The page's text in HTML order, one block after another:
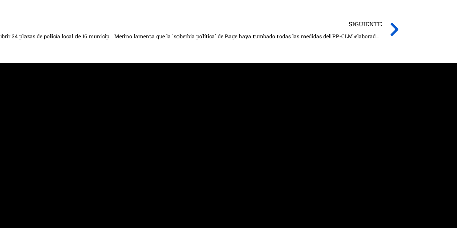
El próximo 19 de octubre comienza el proceso selectivo para cubrir 34 plazas de policía local de 16 municipios de la región, en el que participarán 446 aspirantes
SIGUIENTE
Merino lamenta que la `soberbia política´ de Page haya tumbado todas las medidas del PP-CLM elaboradas de la mano de la sociedad civil castellano-manchega